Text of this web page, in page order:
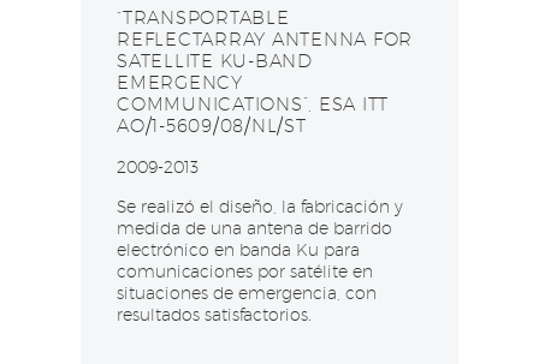
“TRANSPORTABLE
REFLECTARRAY ANTENNA FOR
SATELLITE KU-BAND
EMERGENCY
COMMUNICATIONS”, ESA ITT
AO/1-5609/08/NL/ST
2009-2013
Se realizó el diseño, la fabricación y
medida de una antena de barrido
electrónico en banda Ku para
comunicaciones por satélite en
situaciones de emergencia, con
resultados satisfactorios. ​